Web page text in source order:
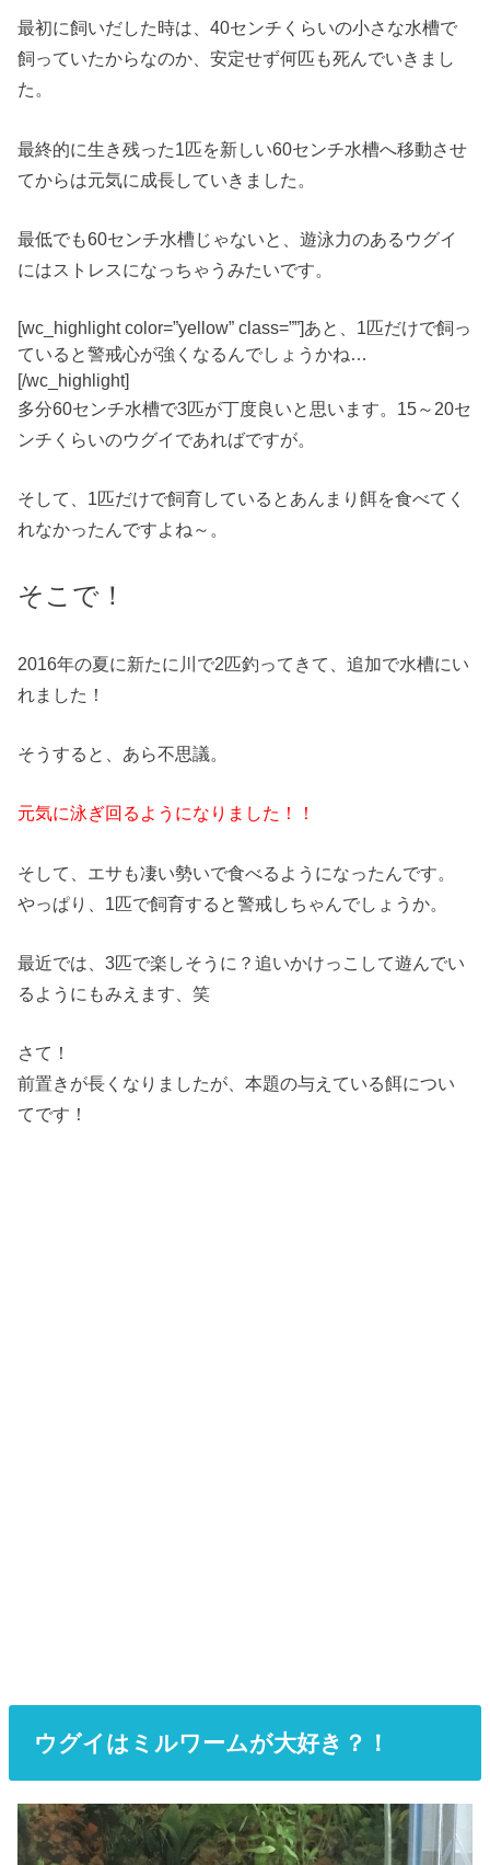
最初に飼いだした時は、40センチくらいの小さな水槽で
飼っていたからなのか、安定せず何匹も死んでいきまし
た。
最終的に生き残った1匹を新しい60センチ水槽へ移動させ
てからは元気に成長していきました。
最低でも60センチ水槽じゃないと、遊泳力のあるウグイ
にはストレスになっちゃうみたいです。
[wc_highlight color=”yellow” class=””]あと、1匹だけで飼っ
ていると警戒心が強くなるんでしょうかね…
[/wc_highlight]
多分60センチ水槽で3匹が丁度良いと思います。15～20セ
ンチくらいのウグイであればですが。
そして、1匹だけで飼育しているとあんまり餌を食べてく
れなかったんですよね～。
そこで！
2016年の夏に新たに川で2匹釣ってきて、追加で水槽にい
れました！
そうすると、あら不思議。
元気に泳ぎ回るようになりました！！
そして、エサも凄い勢いで食べるようになったんです。
やっぱり、1匹で飼育すると警戒しちゃんでしょうか。
最近では、3匹で楽しそうに？追いかけっこして遊んでい
るようにもみえます、笑
さて！
前置きが長くなりましたが、本題の与えている餌につい
てです！
ウグイはミルワームが大好き？！